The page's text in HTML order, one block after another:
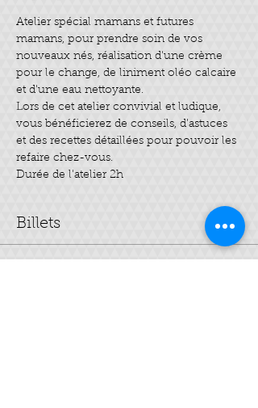
Atelier spécial mamans et futures
mamans, pour prendre soin de vos
nouveaux nés, réalisation d'une crème
pour le change, de liniment oléo calcaire
Lors de cet atelier convivial et ludique,
vous bénéficierez de conseils, d’astuces
et des recettes détaillées pour pouvoir les
refaire chez-vous.
Durée de l'atelier 2h
Billets